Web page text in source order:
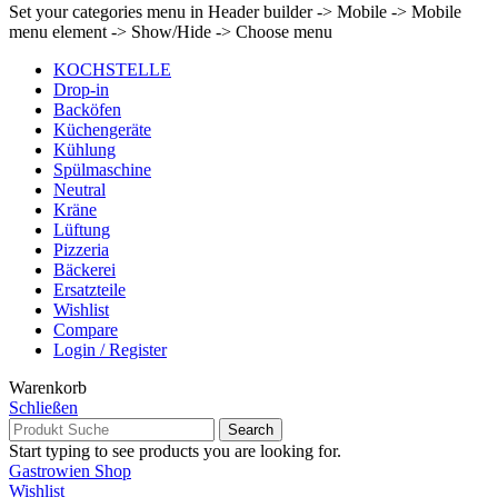
Set your categories menu in Header builder -> Mobile -> Mobile
menu element -> Show/Hide -> Choose menu
KOCHSTELLE
Drop-in
Backöfen
Küchengeräte
Kühlung
Spülmaschine
Neutral
Kräne
Lüftung
Pizzeria
Bäckerei
Ersatzteile
Wishlist
Compare
Login / Register
Warenkorb
Schließen
Search
Start typing to see products you are looking for.
Gastrowien Shop
Wishlist